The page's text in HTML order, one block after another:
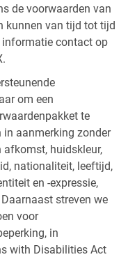
de voorwaarden van
kunnen van tijd tot tijd
informatie contact op
om een
te
in aanmerking zonder
huidskleur,
nationaliteit, leeftijd,
en -expressie,
streven we
voor
in
with Disabilities Act